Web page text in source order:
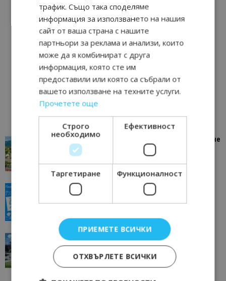
“Пощенска картичка от…”: Петрич – Изживяване
отвъд очакваното
11/07/2026 11:22
“Пощенска картичка от…”: Пловдив, градът на
всички времена
“Пощенска картичка от…”: Перник – град на
традициите, културата и вдъхновяващите...
Перник 17/06/2026 09:01
трафик. Също така споделяме
информация за използването на нашия
сайт от ваша страна с нашите
партньори за реклама и анализи, които
може да я комбинират с друга
информация, която сте им
предоставили или която са събрали от
вашето използване на техните услуги.
Прочетете още
Строго
необходимо
Ефективност
Таргетиране Функционалност
ПРИЕМЕТЕ ВСИЧКИ
ОТХВЪРЛЕТЕ ВСИЧКИ